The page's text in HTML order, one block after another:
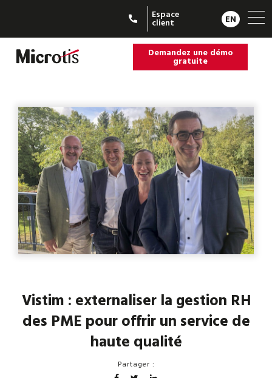
Espace
client EN
Demandez une démo
gratuite
Vistim : externaliser la gestion RH
des PME pour offrir un service de
haute qualité
Partager :